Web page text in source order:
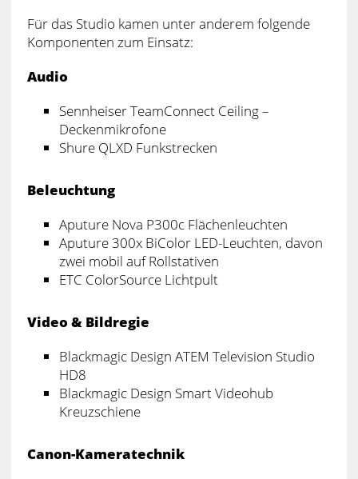
Für das Studio kamen unter anderem folgende
Komponenten zum Einsatz:
Audio
Sennheiser TeamConnect Ceiling –
Deckenmikrofone
Shure QLXD Funkstrecken
Beleuchtung
Aputure Nova P300c Flächenleuchten
Aputure 300x BiColor LED-Leuchten, davon
zwei mobil auf Rollstativen
ETC ColorSource Lichtpult
Video & Bildregie
Blackmagic Design ATEM Television Studio
HD8
Blackmagic Design Smart Videohub
Kreuzschiene
Canon-Kameratechnik